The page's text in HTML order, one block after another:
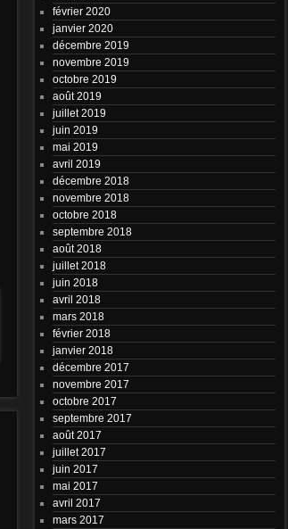
février 2020
janvier 2020
décembre 2019
novembre 2019
octobre 2019
août 2019
juillet 2019
juin 2019
mai 2019
avril 2019
décembre 2018
novembre 2018
octobre 2018
septembre 2018
août 2018
juillet 2018
juin 2018
avril 2018
mars 2018
février 2018
janvier 2018
décembre 2017
novembre 2017
octobre 2017
septembre 2017
août 2017
juillet 2017
juin 2017
mai 2017
avril 2017
mars 2017